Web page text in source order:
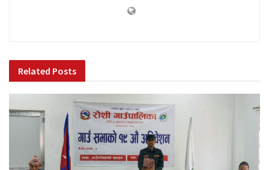
Related Posts